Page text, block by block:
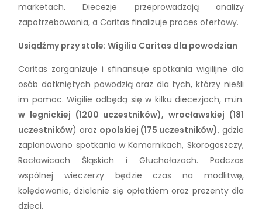
marketach. Diecezje przeprowadzają analizy
zapotrzebowania, a Caritas finalizuje proces ofertowy.
Usiądźmy przy stole: Wigilia Caritas dla powodzian
Caritas zorganizuje i sfinansuje spotkania wigilijne dla
osób dotkniętych powodzią oraz dla tych, którzy nieśli
im pomoc. Wigilie odbędą się w kilku diecezjach, m.in.
w legnickiej (1200 uczestników), wrocławskiej (181
uczestników) oraz opolskiej (175 uczestników), gdzie
zaplanowano spotkania w Komornikach, Skorogoszczy,
Racławicach Śląskich i Głuchołazach. Podczas
wspólnej wieczerzy będzie czas na modlitwę,
kolędowanie, dzielenie się opłatkiem oraz prezenty dla
dzieci.